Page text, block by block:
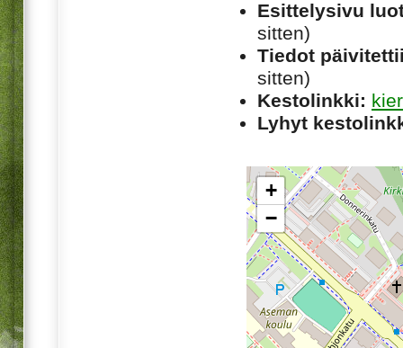
Esittelysivu
sitten)
Tiedot
sitten)
Kestolinkki:
Lyhyt
+
−